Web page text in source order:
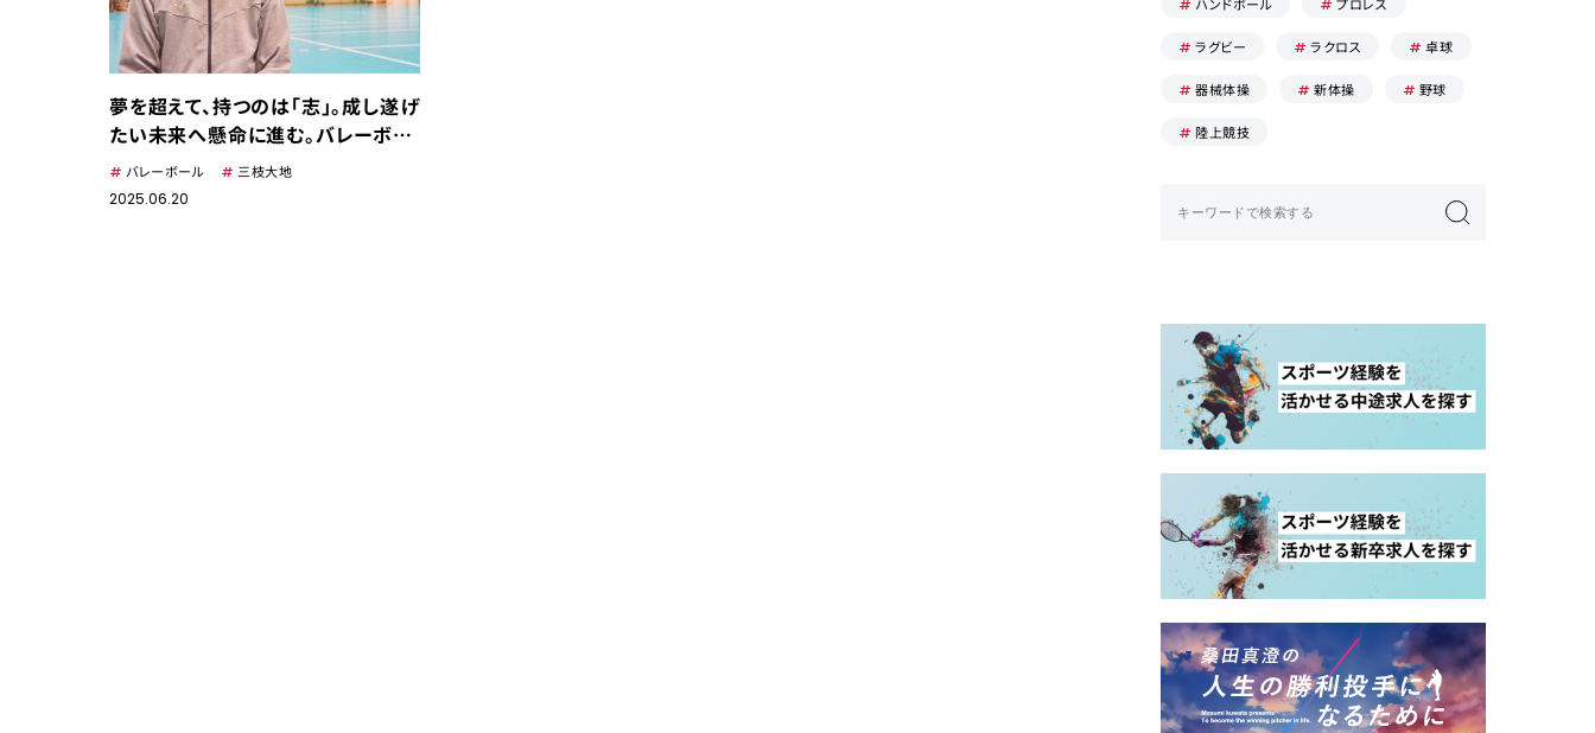
夢を超えて、持つのは「志」。成し遂げ
たい未来へ懸命に進む。バレーボー
ル・三枝大地
バレーボール 三枝大地
2025.06.20
ラグビー ラクロス 卓球
器械体操 新体操 野球
陸上競技